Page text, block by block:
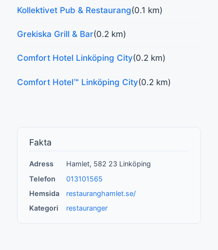
Kollektivet Pub & Restaurang(0.1 km)
Grekiska Grill & Bar(0.2 km)
Comfort Hotel Linköping City(0.2 km)
Comfort Hotel™ Linköping City(0.2 km)
Fakta
Adress
Hamlet, 582 23 Linköping
Telefon
013101565
Hemsida
restauranghamlet.se/
Kategori
restauranger